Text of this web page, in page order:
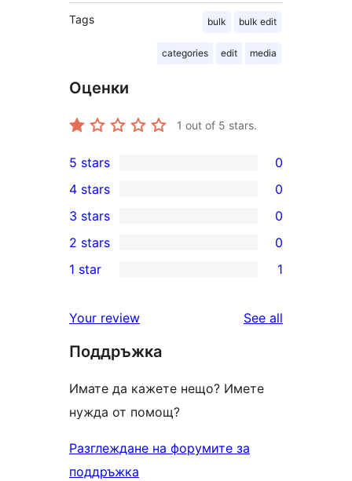
Tags bulk bulk edit
categories edit media
Оценки
1 out of 5 stars.
0
5-
star
reviews
5 stars 0
4-
star
reviews
4 stars 0
0
3-
star
3 stars 0
2-
reviews
2 stars 0
star
review
1 star 1
Your review See all
Поддръжка
Имате да кажете нещо? Имете
нужда от помощ?
Разглеждане на форумите за
поддръжка